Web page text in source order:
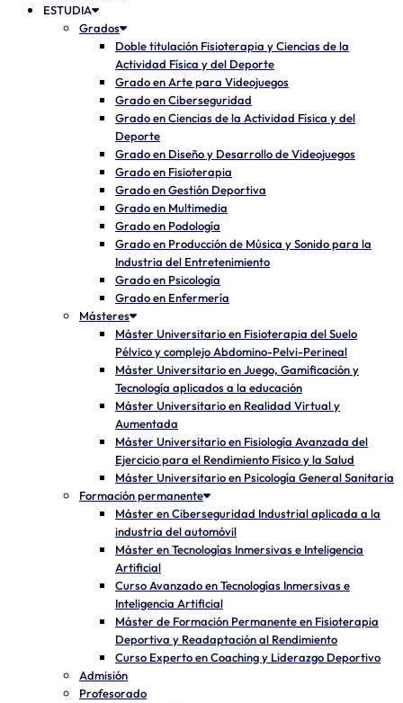
ESTUDIA
Grados
Doble titulación Fisioterapia y Ciencias de la
Actividad Física y del Deporte
Grado en Arte para Videojuegos
Grado en Ciberseguridad
Grado en Ciencias de la Actividad Física y del
Deporte
Grado en Diseño y Desarrollo de Videojuegos
Grado en Fisioterapia
Grado en Gestión Deportiva
Grado en Multimedia
Grado en Podología
Grado en Producción de Música y Sonido para la
Industria del Entretenimiento
Grado en Psicología
Grado en Enfermería
Másteres
Máster Universitario en Fisioterapia del Suelo
Pélvico y complejo Abdomino-Pelvi-Perineal
Máster Universitario en Juego, Gamificación y
Tecnología aplicados a la educación
Máster Universitario en Realidad Virtual y
Aumentada
Máster Universitario en Fisiología Avanzada del
Ejercicio para el Rendimiento Físico y la Salud
Máster Universitario en Psicología General Sanitaria
Formación permanente
Máster en Ciberseguridad Industrial aplicada a la
industria del automóvil
Máster en Tecnologías Inmersivas e Inteligencia
Artificial
Curso Avanzado en Tecnologías Inmersivas e
Inteligencia Artificial
Máster de Formación Permanente en Fisioterapia
Deportiva y Readaptación al Rendimiento
Curso Experto en Coaching y Liderazgo Deportivo
Admisión
Profesorado